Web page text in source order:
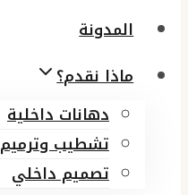
المدونة
ماذا نقدم؟
دهانات داخلية
تشطيب وترميم
تصميم داخلي